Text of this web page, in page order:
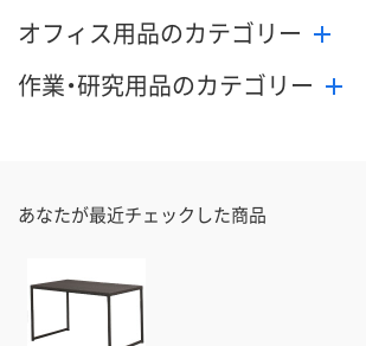
オフィス用品のカテゴリー
作業・研究用品のカテゴリー
あなたが最近チェックした商品